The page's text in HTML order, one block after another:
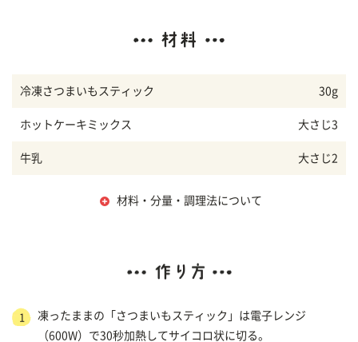
冷凍さつまいもスティック 30g
ホットケーキミックス 大さじ3
牛乳 大さじ2
材料・分量・調理法について
1
凍ったままの「さつまいもスティック」は電子レンジ
（600W）で30秒加熱してサイコロ状に切る。